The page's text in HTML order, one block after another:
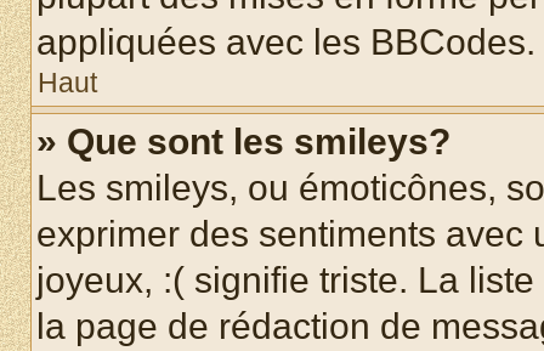
appliquées avec les BBCodes.
Haut
» Que sont les smileys?
Les smileys, ou émoticônes,
exprimer des sentiments avec
joyeux, :( signifie triste. La
la page de rédaction de